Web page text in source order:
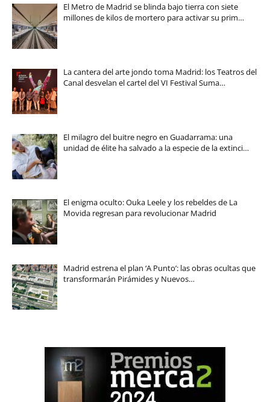
El Metro de Madrid se blinda bajo tierra con siete
millones de kilos de mortero para activar su prim…
La cantera del arte jondo toma Madrid: los Teatros del
Canal desvelan el cartel del VI Festival Suma…
El milagro del buitre negro en Guadarrama: una
unidad de élite ha salvado a la especie de la extinci…
El enigma oculto: Ouka Leele y los rebeldes de La
Movida regresan para revolucionar Madrid
Madrid estrena el plan ‘A Punto’: las obras ocultas que
transformarán Pirámides y Nuevos…